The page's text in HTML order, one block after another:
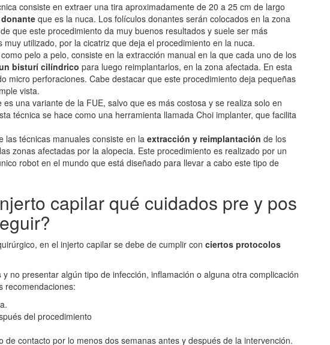
consiste en extraer una tira aproximadamente de 20 a 25 cm de largo
que es la nuca. Los folículos donantes serán colocados en la zona
que este procedimiento da muy buenos resultados y suele ser más
utilizado, por la cicatriz que deja el procedimiento en la nuca.
pelo a pelo, consiste en la extracción manual en la que cada uno de los
bisturí cilíndrico para luego reimplantarlos, en la zona afectada. En esta
micro perforaciones. Cabe destacar que este procedimiento deja pequeñas
vista.
una variante de la FUE, salvo que es más costosa y se realiza solo en
técnica se hace como una herramienta llamada Choi implanter, que facilita
las técnicas manuales consiste en la extracción y reimplantación de los
zonas afectadas por la alopecia. Este procedimiento es realizado por un
robot en el mundo que está diseñado para llevar a cabo este tipo de
capilar qué cuidados pre y pos
en el injerto capilar se debe de cumplir con ciertos protocolos
y no presentar algún tipo de infección, inflamación o alguna otra complicación
recomendaciones:
del procedimiento
de contacto por lo menos dos semanas antes y después de la intervención.